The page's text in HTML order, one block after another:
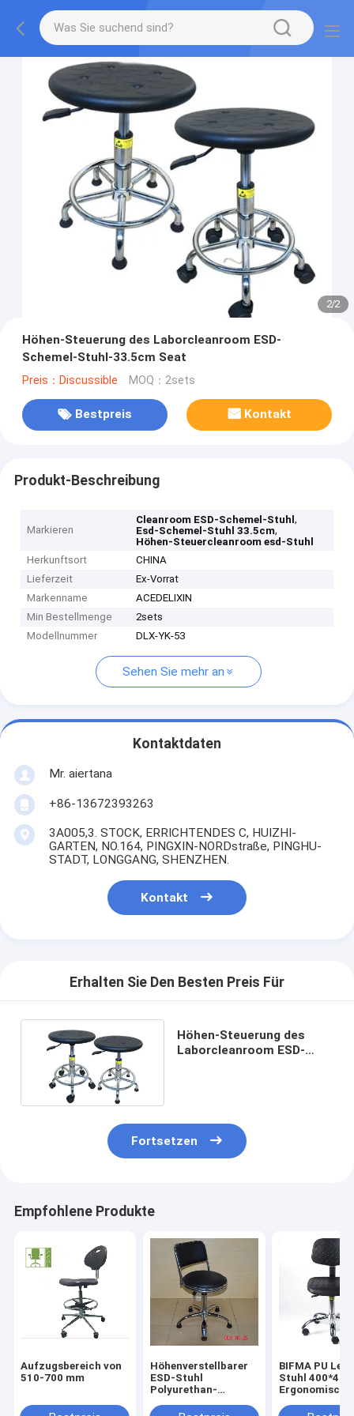
2/2
Höhen-Steuerung des Laborcleanroom ESD-
Schemel-Stuhl-33.5cm Seat
Preis：Discussible MOQ：2sets
Bestpreis Kontakt
Produkt-Beschreibung
Markieren
Cleanroom ESD-Schemel-Stuhl,
Esd-Schemel-Stuhl 33.5cm,
Höhen-Steuercleanroom esd-Stuhl
Herkunftsort
CHINA
Lieferzeit
Ex-Vorrat
Markenname
ACEDELIXIN
Min Bestellmenge
2sets
Modellnummer
DLX-YK-53
Sehen Sie mehr an
Kontaktdaten
Mr. aiertana
+86-13672393263
3A005,3. STOCK, ERRICHTENDES C, HUIZHI-
GARTEN, NO.164, PINGXIN-NORDstraße, PINGHU-
STADT, LONGGANG, SHENZHEN.
Kontakt
Erhalten Sie Den Besten Preis Für
Höhen-Steuerung des
Laborcleanroom ESD-
Fortsetzen
Empfohlene Produkte
Aufzugsbereich von
510-700 mm
Höhenverstellbarer
ESD-Stuhl
Polyurethan-
staubfreie Räume
BIFMA PU
Stuhl